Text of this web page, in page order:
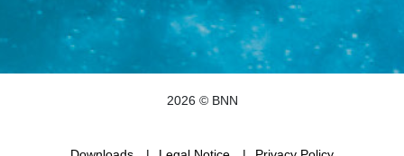
2026 © BNN